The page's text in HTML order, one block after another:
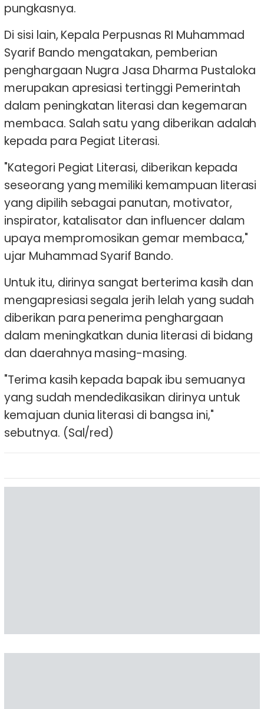
pungkasnya.
Di sisi lain, Kepala Perpusnas RI Muhammad
Syarif Bando mengatakan, pemberian
penghargaan Nugra Jasa Dharma Pustaloka
merupakan apresiasi tertinggi Pemerintah
dalam peningkatan literasi dan kegemaran
membaca. Salah satu yang diberikan adalah
kepada para Pegiat Literasi.
"Kategori Pegiat Literasi, diberikan kepada
seseorang yang memiliki kemampuan literasi
yang dipilih sebagai panutan, motivator,
inspirator, katalisator dan influencer dalam
upaya mempromosikan gemar membaca,"
ujar Muhammad Syarif Bando.
Untuk itu, dirinya sangat berterima kasih dan
mengapresiasi segala jerih lelah yang sudah
diberikan para penerima penghargaan
dalam meningkatkan dunia literasi di bidang
dan daerahnya masing-masing.
"Terima kasih kepada bapak ibu semuanya
yang sudah mendedikasikan dirinya untuk
kemajuan dunia literasi di bangsa ini,"
sebutnya. (Sal/red)